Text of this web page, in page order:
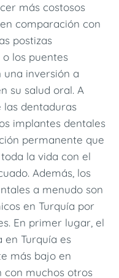
más costosos
comparación con
postizas
los puentes
una inversión a
su salud oral. A
las dentaduras
implantes dentales
permanente que
la vida con el
Además, los
a menudo son
en Turquía por
En primer lugar, el
en Turquía es
más bajo en
con muchos otros